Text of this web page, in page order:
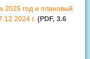
2025 год и плановый
г. (PDF, 3.6